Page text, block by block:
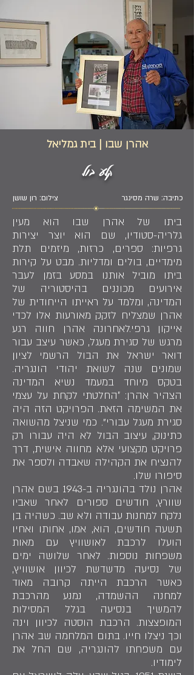
אהרן שבו | בית גמליאל
קלע בול
צילום: רון שושן כתיבה: שרה מסינגר
ביתו של אהרן שבו הוא מעין
גלריה-סטודיו, שם הוא יוצר יצירות
גרפיות: ספרים, כרזות, מיזמים תלת
מימדיים, בולים ומדליות. מבט על קירות
ביתו מוביל אותנו במסע בזמן לעבר
אירועים מכוננים בהיסטוריה של
המדינה, ומלמד על ראייתו הייחודית של
אהרן שמצליח לזקק מאורעות אלו לכדי
אייקון גרפי.לאחרונה אהרן חווה רגע
מרגש של סגירת מעגל, כאשר עיצב עבור
דואר ישראל את הבול הרשמי לציון
שמונים שנה לשואת יהודי הונגריה.
בטקס מיוחד במעמד נשיא המדינה
הצהיר אהרן: ״החלטתי לקחת על עצמי
את המשימה הזאת. הפרויקט הזה היה
סגירת מעגל עבורי". כמי שניצל מהשואה
כתינוק, עיצוב הבול לא היה עבורו רק
פרויקט מקצועי אלא מחווה אישית, דרך
להנציח את הקהילה שאבדה ולספר את
סיפורו שלו.
אהרן נולד בהונגריה ב-1943 בשם אהרן
שוורץ, חודשים ספורים לאחר שאביו
נלקח למחנות עבודה ולא שב. כשהיה בן
תשעה חודשים, הוא, אמו, אחותו ואחיו
הועלו לרכבת לאושוויץ עם מאות
משפחות נוספות. לאחר שלושה ימים
של נסיעה מדשדשת לכיוון אושוויץ,
כאשר הרכבת הייתה קרובה מאוד
למחנה ההשמדה, נמנע מהרכבת
להמשיך בנסיעה בגלל המסילות
המופצצות. הרכבת הוסטה לכיוון וינה
וכך ניצלו חייו. בתום המלחמה שב אהרן
עם משפחתו להונגריה, שם החל את
לימודיו.